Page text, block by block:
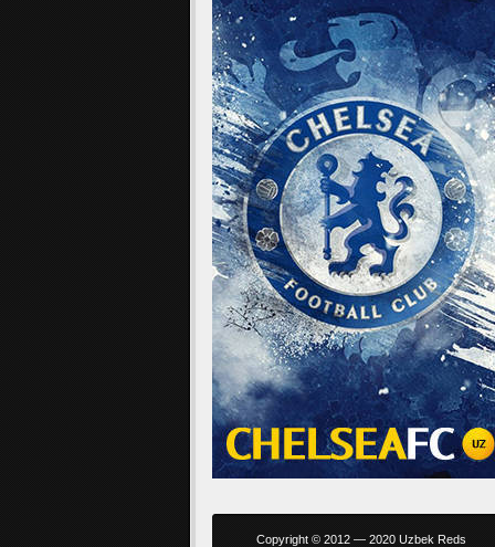
Copyright © 2012 — 2020 Uzbek Reds